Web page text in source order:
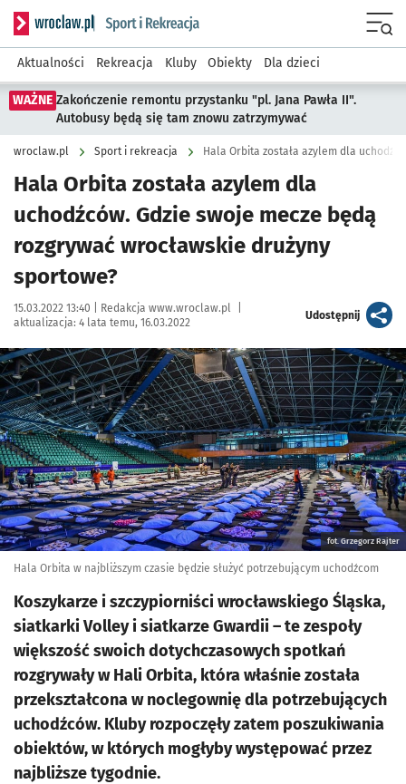
Serwis informacyjny wroclaw.pl podserwis: Sport i rekreacja
Aktualności Rekreacja Kluby Obiekty Dla dzieci
WAŻNE Zakończenie remontu przystanku "pl. Jana Pawła II".
Autobusy będą się tam znowu zatrzymywać
wroclaw.pl Sport i rekreacja
Hala Orbita została azylem dla
uchodźców. Gdzie swoje mecze będą
rozgrywać wrocławskie drużyny
sportowe?
Data publikacji:
15.03.2022 13:40 | Autor:
Redakcja www.wroclaw.pl
aktualizacja: 4 lata temu, 16.03.2022
Udostępnijartykuł
Kliknij, aby powiększyć
fot. Grzegorz Rajter
Hala Orbita w najbliższym czasie będzie służyć potrzebującym uchodźcom
Koszykarze i szczypiorniści wrocławskiego Śląska,
siatkarki Volley i siatkarze Gwardii – te zespoły
większość swoich dotychczasowych spotkań
rozgrywały w Hali Orbita, która właśnie została
przekształcona w noclegownię dla potrzebujących
uchodźców. Kluby rozpoczęły zatem poszukiwania
obiektów, w których mogłyby występować przez
najbliższe tygodnie.